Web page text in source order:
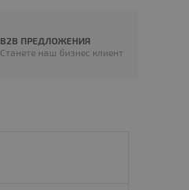
B2B ПРЕДЛОЖЕНИЯ
Станете наш бизнес клиент